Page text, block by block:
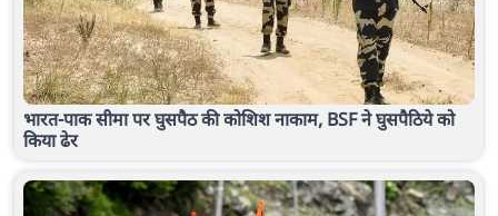
भारत-पाक सीमा पर घुसपैठ की कोशिश नाकाम, BSF ने घुसपैठिये को
किया ढेर